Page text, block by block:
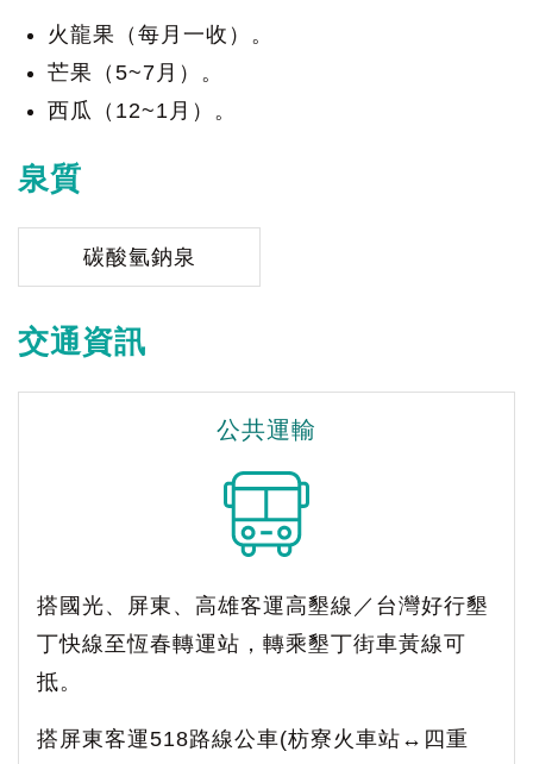
火龍果（每月一收）。
芒果（5~7月）。
西瓜（12~1月）。
泉質
碳酸氫鈉泉
交通資訊
公共運輸
搭國光、屏東、高雄客運高墾線／台灣好行墾
丁快線至恆春轉運站，轉乘墾丁街車黃線可
抵。
搭屏東客運518路線公車(枋寮火車站↔四重